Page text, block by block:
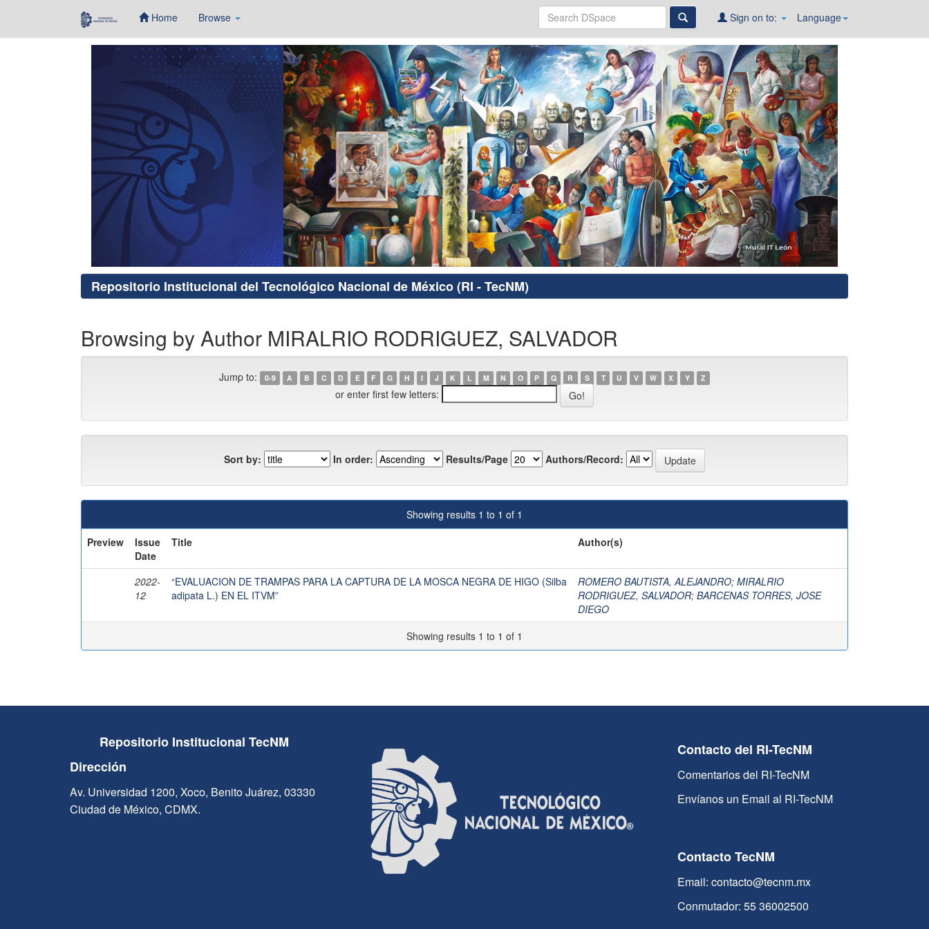
Home Browse Language
Sign on to:
Repositorio Institucional del Tecnológico Nacional de México (RI - TecNM)
Browsing by Author MIRALRIO RODRIGUEZ, SALVADOR
Jump to: 0-9 A B C D E F G H I J K L M N O P Q R S T U V W X Y Z
or enter first few letters:
Sort by: In order: Results/Page Authors/Record:
Showing results 1 to 1 of 1
Preview
Issue
Date
Title Author(s)
2022-
12
“EVALUACION DE TRAMPAS PARA LA CAPTURA DE LA MOSCA NEGRA DE HIGO (Silba
adipata L.) EN EL ITVM”
ROMERO BAUTISTA, ALEJANDRO; MIRALRIO
RODRIGUEZ, SALVADOR; BARCENAS TORRES, JOSE
DIEGO
Showing results 1 to 1 of 1
Repositorio Institucional TecNM
Dirección
Av. Universidad 1200, Xoco, Benito Juárez, 03330
Ciudad de México, CDMX.
Contacto del RI-TecNM
Comentarios del RI-TecNM
Envíanos un Email al RI-TecNM
Contacto TecNM
Email: contacto@tecnm.mx
Conmutador: 55 36002500